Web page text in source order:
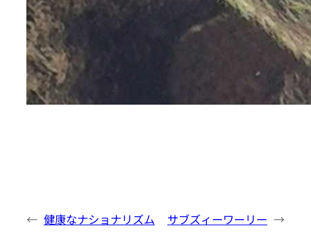
← 健康なナショナリズム サブズィーワーリー →